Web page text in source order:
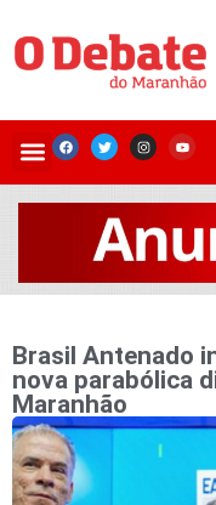
Brasil Antenado
nova parabólica
Maranhão